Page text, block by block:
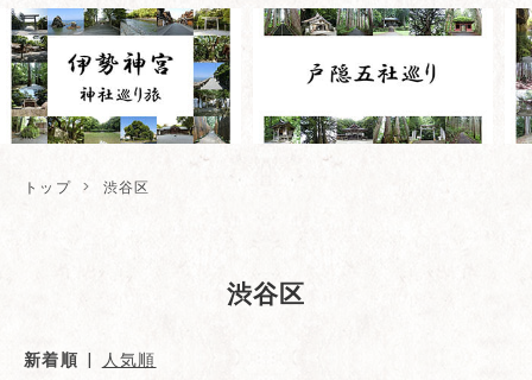
トップ > 渋谷区
渋谷区
新着順 人気順